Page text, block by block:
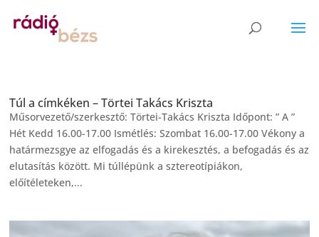
Túl a címkéken – Törtei Takács Kriszta
Műsorvezető/szerkesztő: Törtei-Takács Kriszta Időpont: ” A ”
Hét Kedd 16.00-17.00 Ismétlés: Szombat 16.00-17.00 Vékony a
határmezsgye az elfogadás és a kirekesztés, a befogadás és az
elutasítás között. Mi túllépünk a sztereotípiákon,
előítéleteken,...